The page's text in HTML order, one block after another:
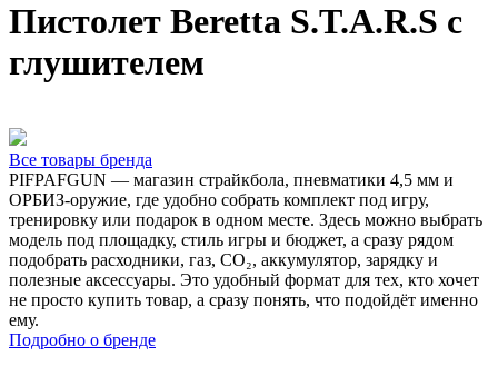
Пистолет Beretta S.T.A.R.S с
глушителем
Все товары бренда
PIFPAFGUN — магазин страйкбола, пневматики 4,5 мм и
ОРБИЗ-оружие, где удобно собрать комплект под игру,
тренировку или подарок в одном месте. Здесь можно выбрать
модель под площадку, стиль игры и бюджет, а сразу рядом
подобрать расходники, газ, CO₂, аккумулятор, зарядку и
полезные аксессуары. Это удобный формат для тех, кто хочет
не просто купить товар, а сразу понять, что подойдёт именно
ему.
Подробно о бренде